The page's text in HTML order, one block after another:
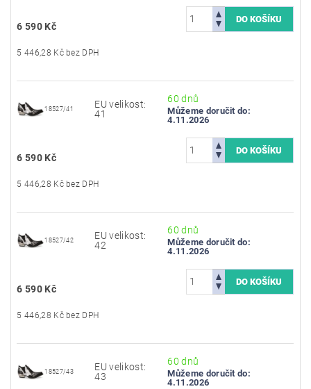
6 590 Kč
5 446,28 Kč bez DPH
18527/41
EU velikost:
41
60 dnů
Můžeme doručit do:
4.11.2026
6 590 Kč
5 446,28 Kč bez DPH
18527/42
EU velikost:
42
60 dnů
Můžeme doručit do:
4.11.2026
6 590 Kč
5 446,28 Kč bez DPH
18527/43
EU velikost:
43
60 dnů
Můžeme doručit do:
4.11.2026